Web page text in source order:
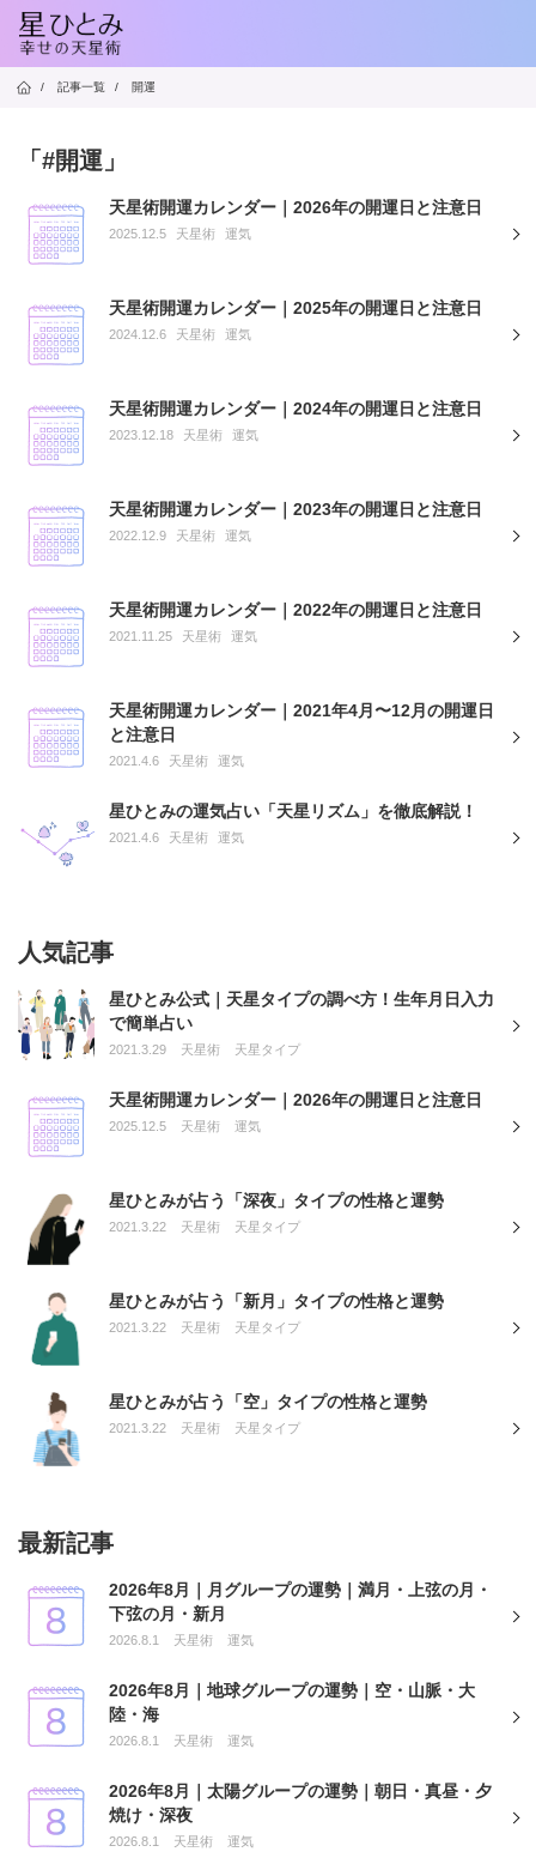
/ 記事一覧 / 開運
「#開運」
天星術開運カレンダー｜2026年の開運日と注意日
2025.12.5 天星術 運気
天星術開運カレンダー｜2025年の開運日と注意日
2024.12.6 天星術 運気
天星術開運カレンダー｜2024年の開運日と注意日
2023.12.18 天星術 運気
天星術開運カレンダー｜2023年の開運日と注意日
2022.12.9 天星術 運気
天星術開運カレンダー｜2022年の開運日と注意日
2021.11.25 天星術 運気
天星術開運カレンダー｜2021年4月〜12月の開運日
と注意日
2021.4.6 天星術 運気
星ひとみの運気占い「天星リズム」を徹底解説！
2021.4.6 天星術 運気
人気記事
星ひとみ公式｜天星タイプの調べ方！生年月日入力
で簡単占い
2021.3.29 天星術 天星タイプ
天星術開運カレンダー｜2026年の開運日と注意日
2025.12.5 天星術 運気
星ひとみが占う「深夜」タイプの性格と運勢
2021.3.22 天星術 天星タイプ
星ひとみが占う「新月」タイプの性格と運勢
2021.3.22 天星術 天星タイプ
星ひとみが占う「空」タイプの性格と運勢
2021.3.22 天星術 天星タイプ
最新記事
2026年8月｜月グループの運勢｜満月・上弦の月・
下弦の月・新月
2026.8.1 天星術 運気
2026年8月｜地球グループの運勢｜空・山脈・大
陸・海
2026.8.1 天星術 運気
2026年8月｜太陽グループの運勢｜朝日・真昼・夕
焼け・深夜
2026.8.1 天星術 運気